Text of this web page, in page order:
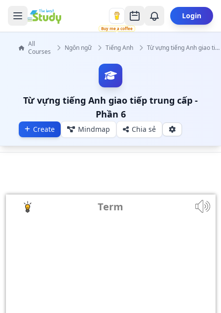
Buy me a coffee
Login
All
Courses
Ngôn ngữ Tiếng Anh Từ vựng tiếng Anh giao tiếp trung cấp
Từ vựng tiếng Anh giao tiếp trung cấp -
Phần 6
Create Mindmap Chia sẻ
Term